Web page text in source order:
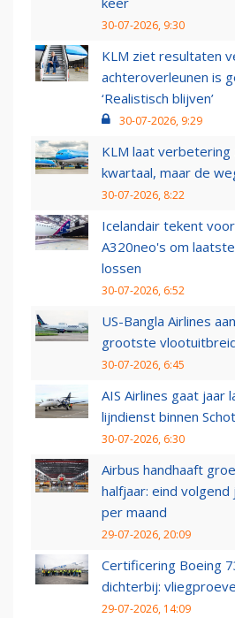
30-07-2026, 9:30
KLM ziet resultaten
achteroverleunen is
‘Realistisch blijven’
30-07-2026, 9:29
KLM laat
kwartaal, maar de
30-07-2026, 8:22
Icelandair tekent
A320neo's om
lossen
30-07-2026, 6:52
US-Bangla Airlines
grootste
30-07-2026, 6:45
AIS Airlines gaat jaar
lijndienst binnen
30-07-2026, 6:30
Airbus handhaaft
halfjaar: eind volgend
per maand
29-07-2026, 20:09
Certificering Boeing
dichterbij:
29-07-2026, 14:09